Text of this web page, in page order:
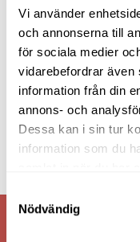
Vi använder
och annonserna till
för sociala medier
vidarebefordrar även
information från din
annons- och
Dessa kan i sin tur
information som du
Samtyckesval
Nödvändig
Webbplats